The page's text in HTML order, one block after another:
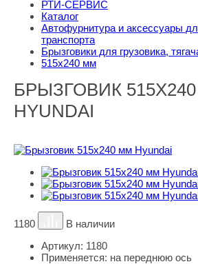
РТИ-СЕРВИС
Каталог
Автофурнитура и аксессуары
транспорта
Брызговики для грузовика,
515х240 мм
БРЫЗГОВИК
HYUNDAI
1180
В наличии
Артикул: 1180
Применяется: на переднюю ось